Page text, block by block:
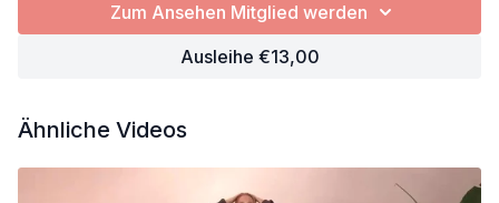
Zum Ansehen Mitglied werden
Ausleihe €13,00
Ähnliche Videos